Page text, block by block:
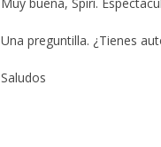
Una preguntilla. ¿Tienes
Saludos